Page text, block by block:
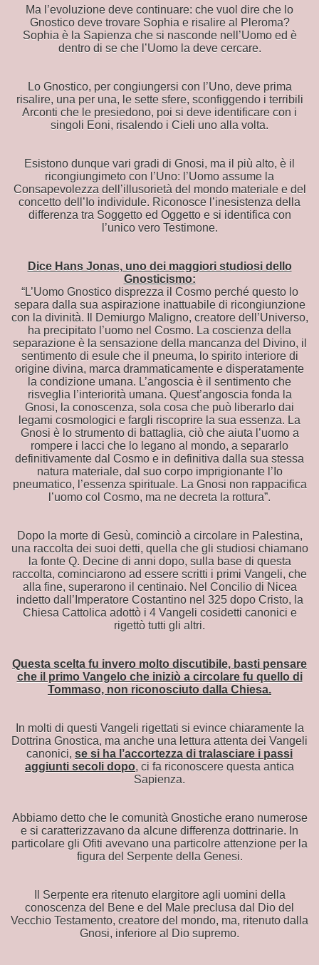
Ma l’evoluzione deve continuare: che vuol dire che lo
Gnostico deve trovare Sophia e risalire al Pleroma?
Sophia è la Sapienza che si nasconde nell’Uomo ed è
dentro di se che l’Uomo la deve cercare.
Lo Gnostico, per congiungersi con l’Uno, deve prima
risalire, una per una, le sette sfere, sconfiggendo i terribili
Arconti che le presiedono, poi si deve identificare con i
singoli Eoni, risalendo i Cieli uno alla volta.
Esistono dunque vari gradi di Gnosi, ma il più alto, è il
ricongiungimeto con l’Uno: l’Uomo assume la
Consapevolezza dell’illusorietà del mondo materiale e del
concetto dell’Io individule. Riconosce l’inesistenza della
differenza tra Soggetto ed Oggetto e si identifica con
l’unico vero Testimone.
Dice Hans Jonas, uno dei maggiori studiosi dello
Gnosticismo:
“L’Uomo Gnostico disprezza il Cosmo perché questo lo
separa dalla sua aspirazione inattuabile di ricongiunzione
con la divinità. Il Demiurgo Maligno, creatore dell’Universo,
ha precipitato l’uomo nel Cosmo. La coscienza della
separazione è la sensazione della mancanza del Divino, il
sentimento di esule che il pneuma, lo spirito interiore di
origine divina, marca drammaticamente e disperatamente
la condizione umana. L’angoscia è il sentimento che
risveglia l’interiorità umana. Quest’angoscia fonda la
Gnosi, la conoscenza, sola cosa che può liberarlo dai
legami cosmologici e fargli riscoprire la sua essenza. La
Gnosi è lo strumento di battaglia, ciò che aiuta l’uomo a
rompere i lacci che lo legano al mondo, a separarlo
definitivamente dal Cosmo e in definitiva dalla sua stessa
natura materiale, dal suo corpo imprigionante l’Io
pneumatico, l’essenza spirituale. La Gnosi non rappacifica
l’uomo col Cosmo, ma ne decreta la rottura”.
Dopo la morte di Gesù, cominciò a circolare in Palestina,
una raccolta dei suoi detti, quella che gli studiosi chiamano
la fonte Q. Decine di anni dopo, sulla base di questa
raccolta, cominciarono ad essere scritti i primi Vangeli, che
alla fine, superarono il centinaio. Nel Concilio di Nicea
indetto dall’Imperatore Costantino nel 325 dopo Cristo, la
Chiesa Cattolica adottò i 4 Vangeli cosidetti canonici e
rigettò tutti gli altri.
Questa scelta fu invero molto discutibile, basti pensare
che il primo Vangelo che iniziò a circolare fu quello di
Tommaso, non riconosciuto dalla Chiesa.
In molti di questi Vangeli rigettati si evince chiaramente la
Dottrina Gnostica, ma anche una lettura attenta dei Vangeli
canonici, se si ha l’accortezza di tralasciare i passi
aggiunti secoli dopo, ci fa riconoscere questa antica
Sapienza.
Abbiamo detto che le comunità Gnostiche erano numerose
e si caratterizzavano da alcune differenza dottrinarie. In
particolare gli Ofiti avevano una particolre attenzione per la
figura del Serpente della Genesi.
Il Serpente era ritenuto elargitore agli uomini della
conoscenza del Bene e del Male preclusa dal Dio del
Vecchio Testamento, creatore del mondo, ma, ritenuto dalla
Gnosi, inferiore al Dio supremo.
CAVA
razza umana
DEI
DEL MONDO